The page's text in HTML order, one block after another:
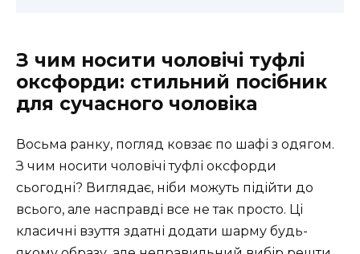
З чим носити чоловічі туфлі
оксфорди: стильний посібник
для сучасного чоловіка
Восьма ранку, погляд ковзає по шафі з одягом.
З чим носити чоловічі туфлі оксфорди
сьогодні? Виглядає, ніби можуть підійти до
всього, але насправді все не так просто. Ці
класичні взуття здатні додати шарму будь-